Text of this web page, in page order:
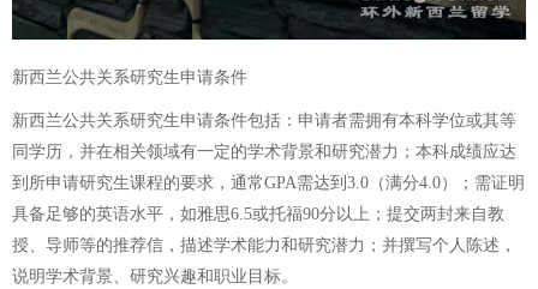
新西兰公共关系研究生申请条件
新西兰公共关系研究生申请条件包括：申请者需拥有本科学位或其等
同学历，并在相关领域有一定的学术背景和研究潜力；本科成绩应达
到所申请研究生课程的要求，通常GPA需达到3.0（满分4.0）；需证明
具备足够的英语水平，如雅思6.5或托福90分以上；提交两封来自教
授、导师等的推荐信，描述学术能力和研究潜力；并撰写个人陈述，
说明学术背景、研究兴趣和职业目标。